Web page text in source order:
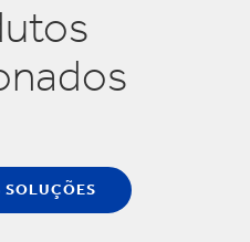
SOLUÇÕES